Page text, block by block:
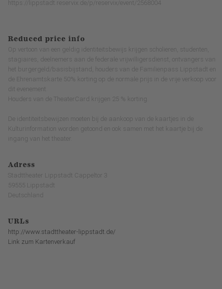
https://lippstadt.reservix.de/p/reservix/event/2568004
Reduced price info
Op vertoon van een geldig identiteitsbewijs krijgen scholieren, studenten,
stagiaires, deelnemers aan de federale vrijwilligersdienst, ontvangers van
het burgergeld/basisbijstand, houders van de Familienpass Lippstadt en
de Ehrenamtskarte 50% korting op de normale prijs in de vrije verkoop voor
dit evenement.
Houders van de TheaterCard krijgen 25 % korting.
De identiteitsbewijzen moeten bij de aankoop van de kaartjes in de
Kulturinformation worden getoond en ook samen met het kaartje bij de
ingang van het theater.
Adress
Stadttheater Lippstadt Cappeltor 3
59555 Lippstadt
Deutschland
URLs
http://www.stadttheater-lippstadt.de/
Link zum Kartenverkauf